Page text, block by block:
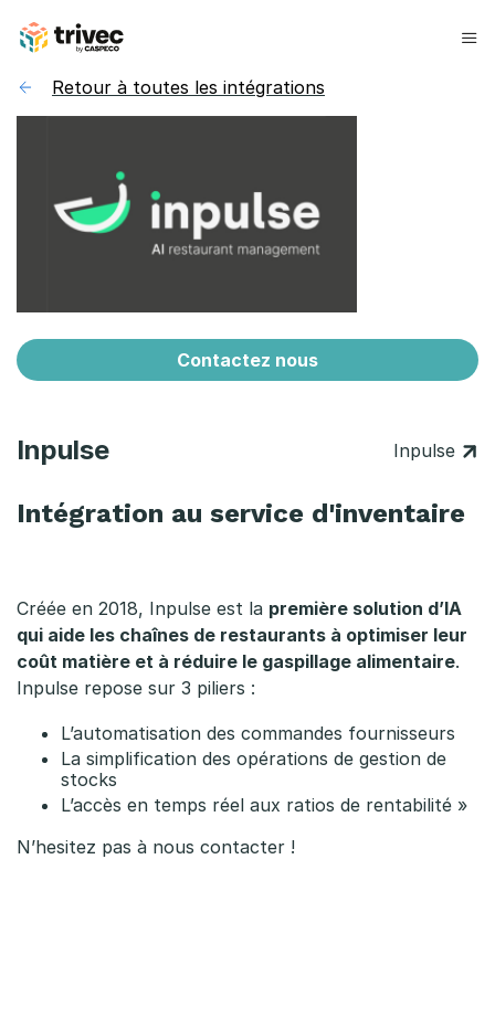
contenu
Retour à toutes les intégrations
Contactez nous
Inpulse Inpulse
Intégration au service d'inventaire
Créée en 2018, Inpulse est la première solution d’IA
qui aide les chaînes de restaurants à optimiser leur
coût matière et à réduire le gaspillage alimentaire.
Inpulse repose sur 3 piliers :
L’automatisation des commandes fournisseurs
La simplification des opérations de gestion de
stocks
L’accès en temps réel aux ratios de rentabilité »
N’hesitez pas à nous contacter !